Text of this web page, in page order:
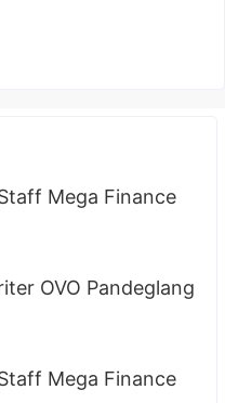
Mega Finance
OVO Pandeglang
Mega Finance